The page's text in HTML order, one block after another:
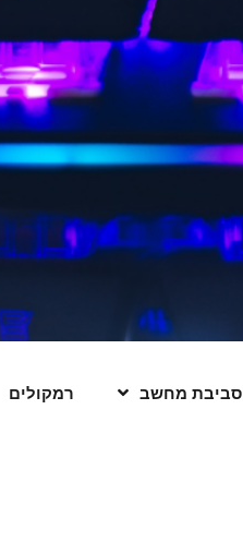
סביבת מחשב רמקולים